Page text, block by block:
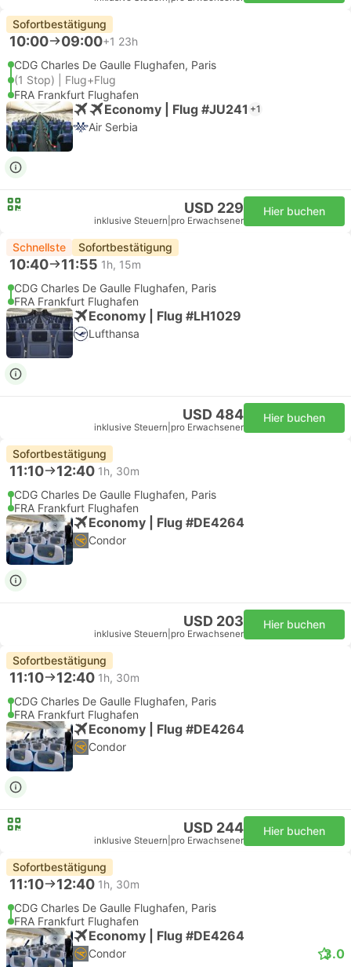
Sofortbestätigung
10:00 09:00+1 23h
CDG Charles De Gaulle Flughafen, Paris
(1 Stop) | Flug+Flug
FRA Frankfurt Flughafen
Economy | Flug #JU241 +1
Air Serbia
USD 229
inklusive Steuern pro Erwachsener
Hier buchen
Schnellste Sofortbestätigung
10:40 11:55 1h, 15m
CDG Charles De Gaulle Flughafen, Paris
FRA Frankfurt Flughafen
Economy | Flug #LH1029
Lufthansa
USD 484
inklusive Steuern pro Erwachsener
Hier buchen
Sofortbestätigung
11:10 12:40 1h, 30m
CDG Charles De Gaulle Flughafen, Paris
FRA Frankfurt Flughafen
Economy | Flug #DE4264
Condor
USD 203
inklusive Steuern pro Erwachsener
Hier buchen
Sofortbestätigung
11:10 12:40 1h, 30m
CDG Charles De Gaulle Flughafen, Paris
FRA Frankfurt Flughafen
Economy | Flug #DE4264
Condor
USD 244
inklusive Steuern pro Erwachsener
Hier buchen
Sofortbestätigung
11:10 12:40 1h, 30m
CDG Charles De Gaulle Flughafen, Paris
FRA Frankfurt Flughafen
Economy | Flug #DE4264
Condor 3.0